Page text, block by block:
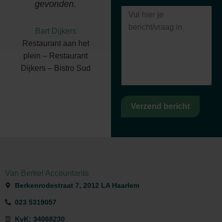
Verzend bericht
gevonden.
Bart Dijkers
Restaurant aan het
plein – Restaurant
Dijkers – Bistro Sud
Van Berkel Accountants
Berkenrodestraat 7, 2012 LA Haarlem
023 5319057
KvK: 34068230